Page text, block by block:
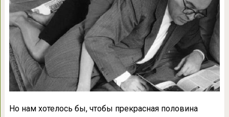
Но нам хотелось бы, чтобы прекрасная половина